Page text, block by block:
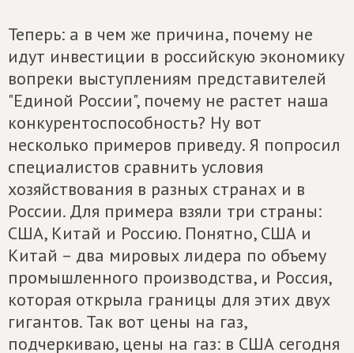
Теперь: а в чем же причина, почему не
идут инвестиции в российскую экономику
вопреки выступлениям представителей
"Единой России", почему не растет наша
конкурентоспособность? Ну вот
несколько примеров приведу. Я попросил
специалистов сравнить условия
хозяйствования в разных странах и в
России. Для примера взяли три страны:
США, Китай и Россию. Понятно, США и
Китай – два мировых лидера по объему
промышленного производства, и Россия,
которая открыла границы для этих двух
гигантов. Так вот цены на газ,
подчеркиваю, цены на газ: в США сегодня